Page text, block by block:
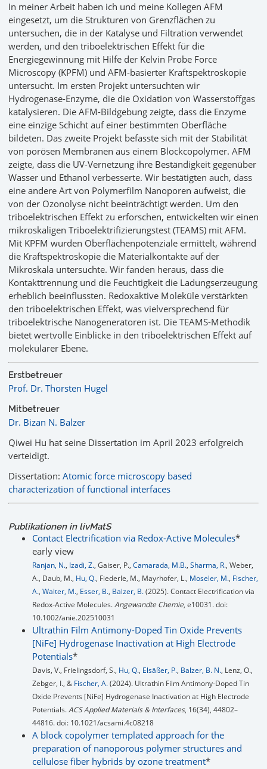
In meiner Arbeit haben ich und meine Kollegen AFM
eingesetzt, um die Strukturen von Grenzflächen zu
untersuchen, die in der Katalyse und Filtration verwendet
werden, und den triboelektrischen Effekt für die
Energiegewinnung mit Hilfe der Kelvin Probe Force
Microscopy (KPFM) und AFM-basierter Kraftspektroskopie
untersucht. Im ersten Projekt untersuchten wir
Hydrogenase-Enzyme, die die Oxidation von Wasserstoffgas
katalysieren. Die AFM-Bildgebung zeigte, dass die Enzyme
eine einzige Schicht auf einer bestimmten Oberfläche
bildeten. Das zweite Projekt befasste sich mit der Stabilität
von porösen Membranen aus einem Blockcopolymer. AFM
zeigte, dass die UV-Vernetzung ihre Beständigkeit gegenüber
Wasser und Ethanol verbesserte. Wir bestätigten auch, dass
eine andere Art von Polymerfilm Nanoporen aufweist, die
von der Ozonolyse nicht beeinträchtigt werden. Um den
triboelektrischen Effekt zu erforschen, entwickelten wir einen
mikroskaligen Triboelektrifizierungstest (TEAMS) mit AFM.
Mit KPFM wurden Oberflächenpotenziale ermittelt, während
die Kraftspektroskopie die Materialkontakte auf der
Mikroskala untersuchte. Wir fanden heraus, dass die
Kontakttrennung und die Feuchtigkeit die Ladungserzeugung
erheblich beeinflussten. Redoxaktive Moleküle verstärkten
den triboelektrischen Effekt, was vielversprechend für
triboelektrische Nanogeneratoren ist. Die TEAMS-Methodik
bietet wertvolle Einblicke in den triboelektrischen Effekt auf
molekularer Ebene.
Erstbetreuer
Prof. Dr. Thorsten Hugel
Mitbetreuer
Dr. Bizan N. Balzer
Qiwei Hu hat seine Dissertation im April 2023 erfolgreich
verteidigt.
Dissertation: Atomic force microscopy based
characterization of functional interfaces
Publikationen in livMatS
Contact Electrification via Redox-Active Molecules*
early view
Ranjan, N., Izadi, Z., Gaiser, P., Camarada, M.B., Sharma, R., Weber,
A., Daub, M., Hu, Q., Fiederle, M., Mayrhofer, L., Moseler, M., Fischer,
A., Walter, M., Esser, B., Balzer, B.(2025). Contact Electrification via
Redox-Active Molecules.Angewandte Chemie, e10031. doi:
10.1002/anie.202510031
Ultrathin Film Antimony-Doped Tin Oxide Prevents
[NiFe] Hydrogenase Inactivation at High Electrode
Potentials*
Davis, V., Frielingsdorf, S., Hu, Q., Elsäßer, P., Balzer, B. N., Lenz, O.,
Zebger, I., & Fischer, A.(2024). Ultrathin Film Antimony-Doped Tin
Oxide Prevents [NiFe] Hydrogenase Inactivation at High Electrode
Potentials.ACS Applied Materials & Interfaces, 16(34), 44802–
44816. doi: 10.1021/acsami.4c08218
A block copolymer templated approach for the
preparation of nanoporous polymer structures and
cellulose fiber hybrids by ozone treatment*